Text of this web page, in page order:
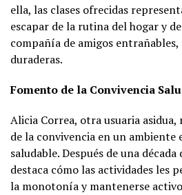
ella, las clases ofrecidas
escapar de la rutina del hogar y
compañía de amigos
duraderas.
Fomento de la Convivencia
Alicia Correa, otra usuaria
de la convivencia en un ambiente
saludable. Después de una
destaca cómo las actividades les
la monotonía y mantenerse